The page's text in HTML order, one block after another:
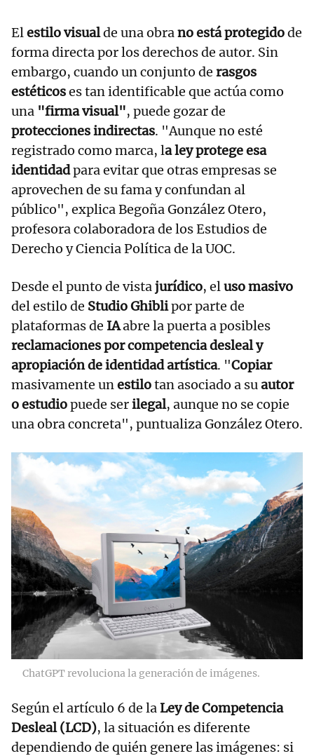
Elestilo visualde una obrano está protegidode
forma directa por los derechos de autor. Sin
embargo, cuando un conjunto de rasgos
estéticoses tan identificable que actúa como
una "firma visual", puede gozar de
protecciones indirectas. "Aunque no esté
registrado como marca, la ley protege esa
identidadpara evitar que otras empresas se
aprovechen de su fama y confundan al
público", explica Begoña González Otero,
profesora colaboradora de los Estudios de
Derecho y Ciencia Política de la UOC.
Desde el punto de vistajurídico, eluso masivo
del estilo de Studio Ghiblipor parte de
plataformas de IAabre la puerta a posibles
reclamaciones por competencia desleal y
apropiación de identidad artística. "Copiar
masivamente unestilotan asociado a suautor
o estudiopuede serilegal, aunque no se copie
una obra concreta", puntualiza González Otero.
ChatGPT revoluciona la generación de imágenes.
Según el artículo 6 de la Ley de Competencia
Desleal (LCD), la situación es diferente
dependiendo de quién genere las imágenes: si